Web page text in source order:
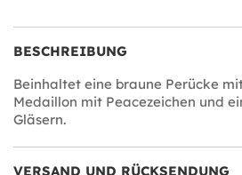
BESCHREIBUNG
Beinhaltet eine braune Perücke
Medaillon mit Peacezeichen und
Gläsern.
VERSAND UND RÜCKSENDUNG